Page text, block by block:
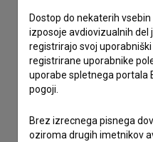
Dostop do nekaterih
izposoje avdiovizualnih del
registrirajo svoj
registrirane uporabnike
uporabe spletnega portala
pogoji.
Brez izrecnega pisnega
oziroma drugih imetnikov